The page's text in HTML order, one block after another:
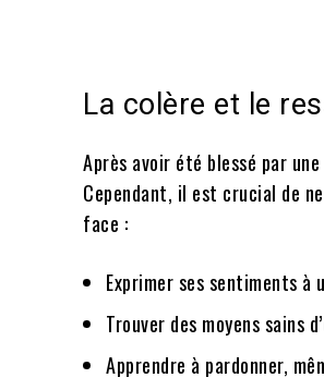
La colère et le
Après avoir été blessé par
Cependant, il est crucial de
face :
Exprimer ses sentiments à
Trouver des moyens sains
Apprendre à pardonner,